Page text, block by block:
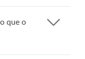
que o